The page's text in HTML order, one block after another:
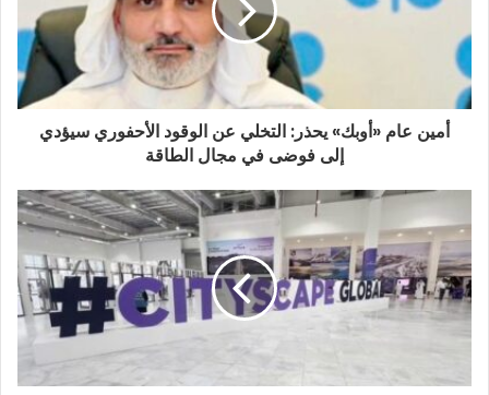
أمين عام «أوبك» يحذر: التخلي عن الوقود الأحفوري سيؤدي
إلى فوضى في مجال الطاقة